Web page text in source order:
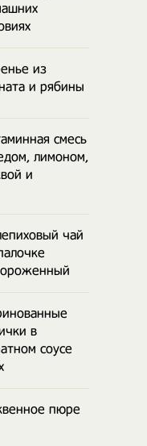
на
в домашних
из
и рябины
смесь
лимоном,
и
чай
в
соусе
пюре